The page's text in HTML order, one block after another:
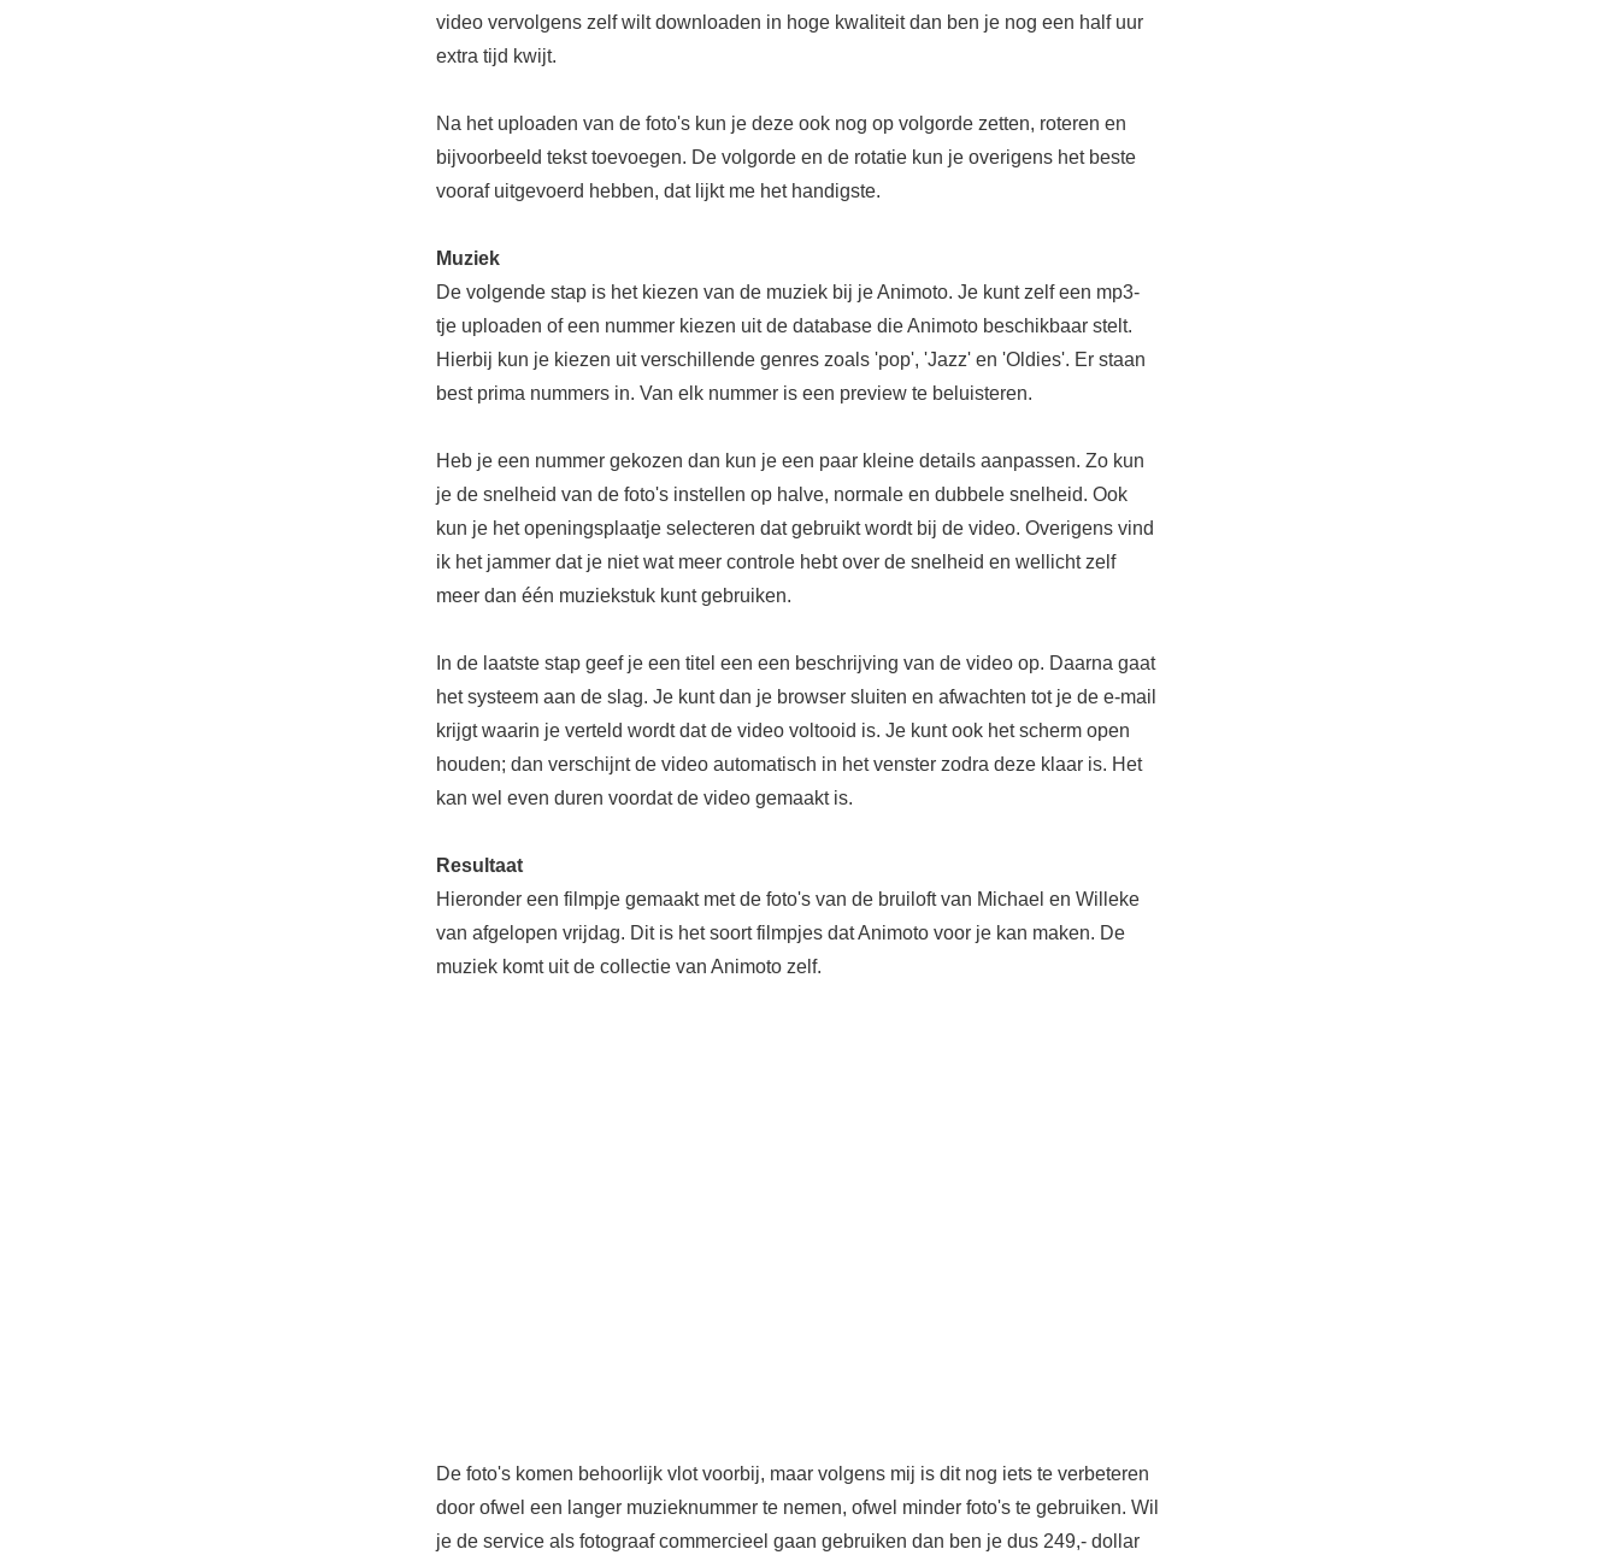
video vervolgens zelf wilt downloaden in hoge kwaliteit dan ben je nog een half uur
extra tijd kwijt.
Na het uploaden van de foto's kun je deze ook nog op volgorde zetten, roteren en
bijvoorbeeld tekst toevoegen. De volgorde en de rotatie kun je overigens het beste
vooraf uitgevoerd hebben, dat lijkt me het handigste.
Muziek
De volgende stap is het kiezen van de muziek bij je Animoto. Je kunt zelf een mp3-
tje uploaden of een nummer kiezen uit de database die Animoto beschikbaar stelt.
Hierbij kun je kiezen uit verschillende genres zoals 'pop', 'Jazz' en 'Oldies'. Er staan
best prima nummers in. Van elk nummer is een preview te beluisteren.
Heb je een nummer gekozen dan kun je een paar kleine details aanpassen. Zo kun
je de snelheid van de foto's instellen op halve, normale en dubbele snelheid. Ook
kun je het openingsplaatje selecteren dat gebruikt wordt bij de video. Overigens vind
ik het jammer dat je niet wat meer controle hebt over de snelheid en wellicht zelf
meer dan één muziekstuk kunt gebruiken.
In de laatste stap geef je een titel een een beschrijving van de video op. Daarna gaat
het systeem aan de slag. Je kunt dan je browser sluiten en afwachten tot je de e-mail
krijgt waarin je verteld wordt dat de video voltooid is. Je kunt ook het scherm open
houden; dan verschijnt de video automatisch in het venster zodra deze klaar is. Het
kan wel even duren voordat de video gemaakt is.
Resultaat
Hieronder een filmpje gemaakt met de foto's van de bruiloft van Michael en Willeke
van afgelopen vrijdag. Dit is het soort filmpjes dat Animoto voor je kan maken. De
muziek komt uit de collectie van Animoto zelf.
De foto's komen behoorlijk vlot voorbij, maar volgens mij is dit nog iets te verbeteren
door ofwel een langer muzieknummer te nemen, ofwel minder foto's te gebruiken. Wil
je de service als fotograaf commercieel gaan gebruiken dan ben je dus 249,- dollar